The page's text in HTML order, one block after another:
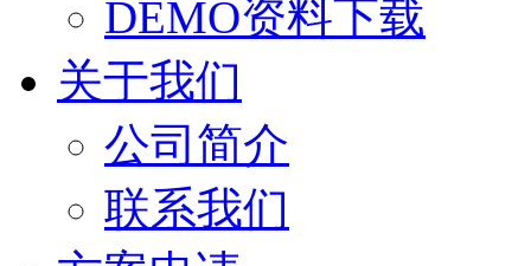
DEMO资料下载
关于我们
公司简介
联系我们